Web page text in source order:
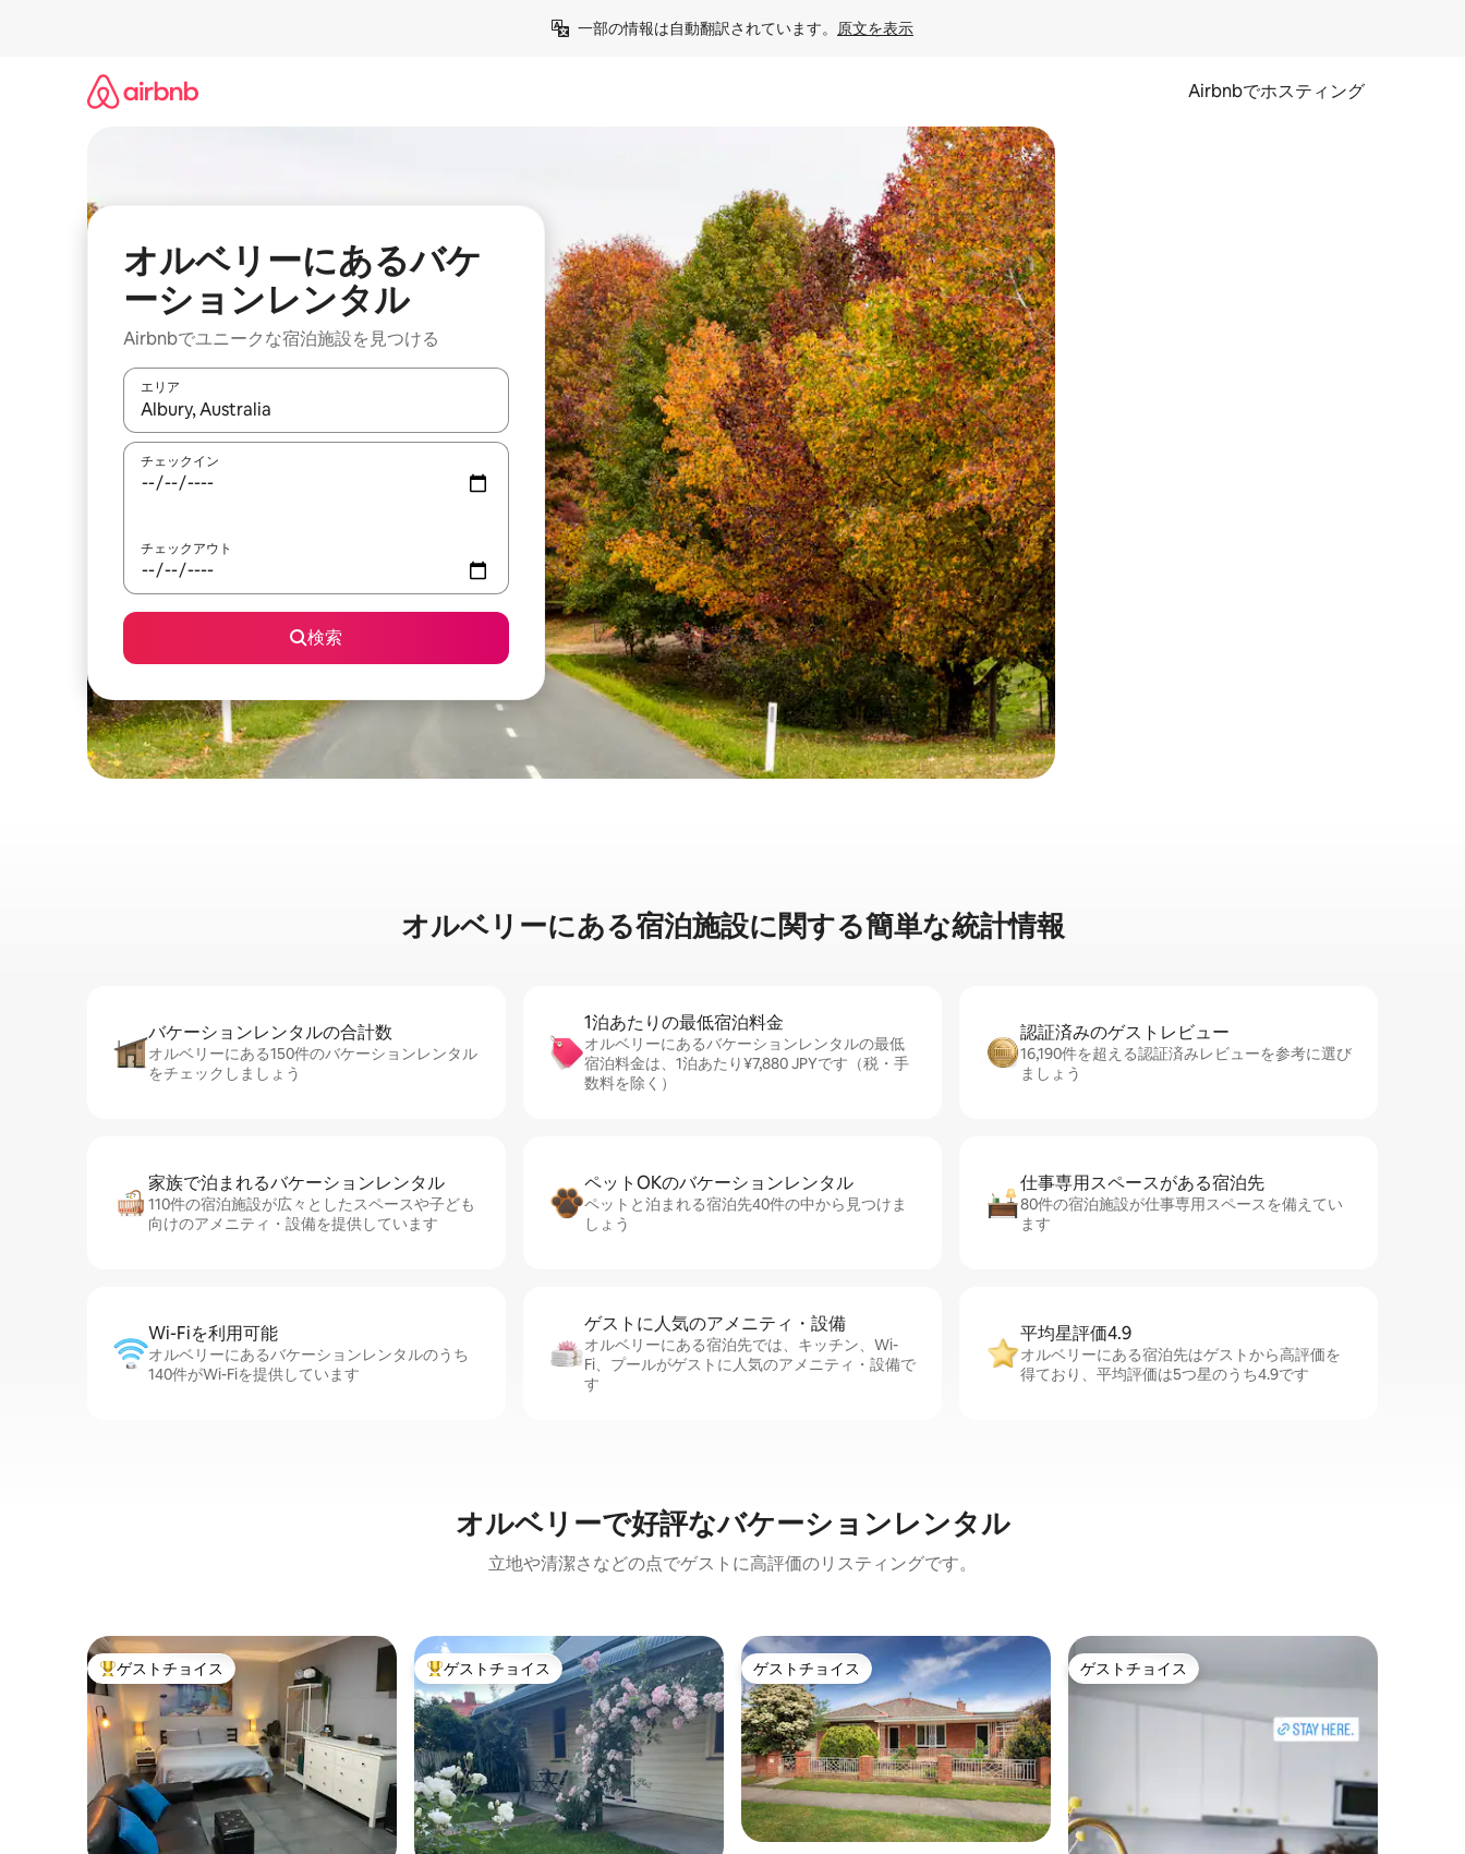
一部の情報は自動翻訳されています。 原文を表示
Airbnbでホスティング
オルベリーにあるバケ
ーションレンタル
Airbnbでユニークな宿泊施設を見つける
エリア
検索結果が表示されたら、上下の矢印キーを使って移動するか、画面をタッチまたはスワイプして検索結果を確認することができます。
チェックイン
チェックアウト
検索
オルベリーに⁠あ⁠る宿⁠泊⁠施⁠設⁠に関⁠す⁠る簡⁠単⁠な統⁠計⁠情⁠報
バケーションレ⁠ン⁠タ⁠ル⁠の合⁠計⁠数
オルベリーにある150件のバケーションレンタル
をチェックしましょう
1泊あたりの最⁠低⁠宿⁠泊⁠料⁠金
オルベリーにあるバケーションレンタルの最低
宿泊料金は、1泊あたり¥7,880 JPYです（税・手
数料を除く）
認証済みのゲ⁠ス⁠ト⁠レ⁠ビ⁠ュ⁠ー
16,190件を超える認証済みレビューを参考に選び
ましょう
家族で泊まれるバ⁠ケ⁠ー⁠シ⁠ョ⁠ンレ⁠ン⁠タ⁠ル
110件の宿泊施設が広々としたスペースや子ども
向けのアメニティ・設備を提供しています
ペットOKのバ⁠ケ⁠ー⁠シ⁠ョ⁠ンレ⁠ン⁠タ⁠ル
ペットと泊まれる宿泊先40件の中から見つけま
しょう
仕事専用ス⁠ペ⁠ー⁠スがあ⁠る宿⁠泊⁠先
80件の宿泊施設が仕事専用スペースを備えてい
ます
Wi-Fiを利⁠用⁠可⁠能
オルベリーにあるバケーションレンタルのうち
140件がWi-Fiを提供しています
ゲストに人⁠気⁠のア⁠メ⁠ニ⁠テ⁠ィ・設⁠備
オルベリーにある宿泊先では、キッチン、Wi-
Fi、プールがゲストに人気のアメニティ・設備で
す
平均星評価4.9
オルベリーにある宿泊先はゲストから高評価を
得ており、平均評価は5つ星のうち4.9です
オルベリーで好評なバケーションレンタル
立地や清潔さなどの点でゲストに高評価のリスティングです。
大好評のゲストチョイスです。
ゲストチョイス 大好評のゲストチョイスです。
ゲストチョイス ゲストチョイス
ゲストチョイス ゲストチョイス
ゲストチョイス